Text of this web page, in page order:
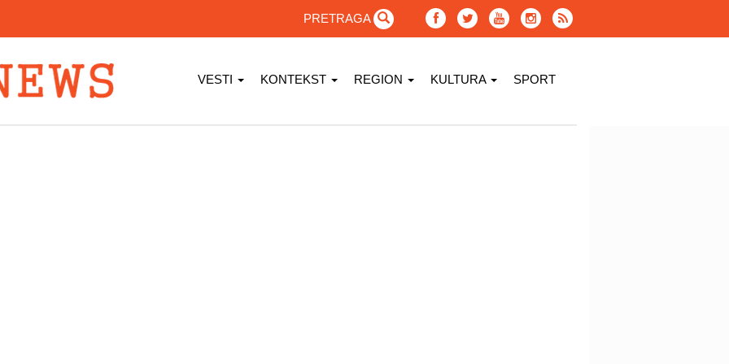
PRETRAGA
VESTI KONTEKST REGION KULTURA SPORT